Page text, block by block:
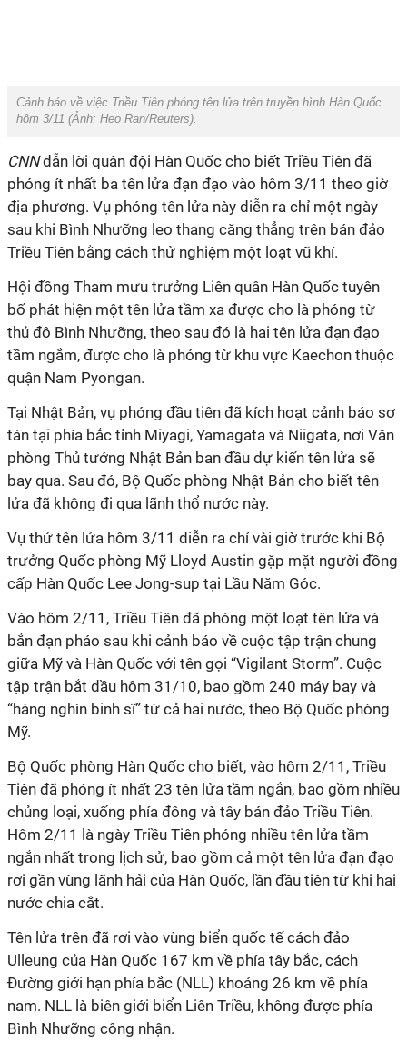
Cảnh báo về việc Triều Tiên phóng tên lửa trên truyền hình Hàn Quốc
hôm 3/11 (Ảnh: Heo Ran/Reuters).
CNNdẫn lời quân đội Hàn Quốc cho biết Triều Tiên đã
phóng ít nhất ba tên lửa đạn đạo vào hôm 3/11 theo giờ
địa phương. Vụ phóng tên lửa này diễn ra chỉ một ngày
sau khi Bình Nhưỡng leo thang căng thẳng trên bán đảo
Triều Tiên bằng cách thử nghiệm một loạt vũ khí.
Hội đồng Tham mưu trưởng Liên quân Hàn Quốc tuyên
bố phát hiện một tên lửa tầm xa được cho là phóng từ
thủ đô Bình Nhưỡng, theo sau đó là hai tên lửa đạn đạo
tầm ngắm, được cho là phóng từ khu vực Kaechon thuộc
quận Nam Pyongan.
Tại Nhật Bản, vụ phóng đầu tiên đã kích hoạt cảnh báo sơ
tán tại phía bắc tỉnh Miyagi, Yamagata và Niigata, nơi Văn
phòng Thủ tướng Nhật Bản ban đầu dự kiến tên lửa sẽ
bay qua. Sau đó, Bộ Quốc phòng Nhật Bản cho biết tên
lửa đã không đi qua lãnh thổ nước này.
Vụ thử tên lửa hôm 3/11 diễn ra chỉ vài giờ trước khi Bộ
trưởng Quốc phòng Mỹ Lloyd Austin gặp mặt người đồng
cấp Hàn Quốc Lee Jong-sup tại Lầu Năm Góc.
Vào hôm 2/11, Triều Tiên đã phóng một loạt tên lửa và
bắn đạn pháo sau khi cảnh báo về cuộc tập trận chung
giữa Mỹ và Hàn Quốc với tên gọi “Vigilant Storm”. Cuộc
tập trận bắt dầu hôm 31/10, bao gồm 240 máy bay và
“hàng nghìn binh sĩ” từ cả hai nước, theo Bộ Quốc phòng
Mỹ.
Bộ Quốc phòng Hàn Quốc cho biết, vào hôm 2/11, Triều
Tiên đã phóng ít nhất 23 tên lửa tầm ngắn, bao gồm nhiều
chủng loại, xuống phía đông và tây bán đảo Triều Tiên.
Hôm 2/11 là ngày Triều Tiên phóng nhiều tên lửa tầm
ngắn nhất trong lịch sử, bao gồm cả một tên lửa đạn đạo
rơi gần vùng lãnh hải của Hàn Quốc, lần đầu tiên từ khi hai
nước chia cắt.
Tên lửa trên đã rơi vào vùng biển quốc tế cách đảo
Ulleung của Hàn Quốc 167 km về phía tây bắc, cách
Đường giới hạn phía bắc (NLL) khoảng 26 km về phía
nam. NLL là biên giới biển Liên Triều, không được phía
Bình Nhưỡng công nhận.